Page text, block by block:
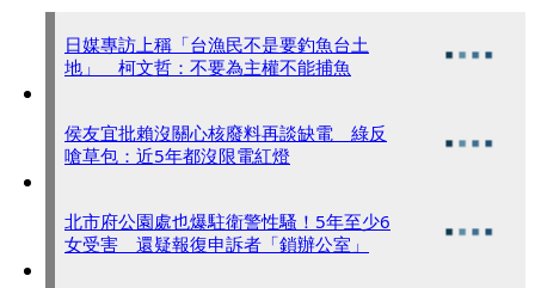
日媒專訪上稱「台漁民不是要釣魚台土
地」 柯文哲：不要為主權不能捕魚
侯友宜批賴沒關心核廢料再談缺電 綠反
嗆草包：近5年都沒限電紅燈
北市府公園處也爆駐衛警性騷！5年至少6
女受害 還疑報復申訴者「鎖辦公室」